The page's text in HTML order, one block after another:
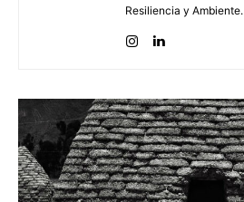
Resiliencia y Ambiente.